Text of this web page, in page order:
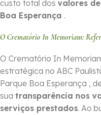
custo total dos valores
Boa Esperança .
O Crematório In Memoriam:
O Crematório In
estratégica no ABC
Parque Boa Esperança ,
sua transparência nos
serviços prestados. Ao